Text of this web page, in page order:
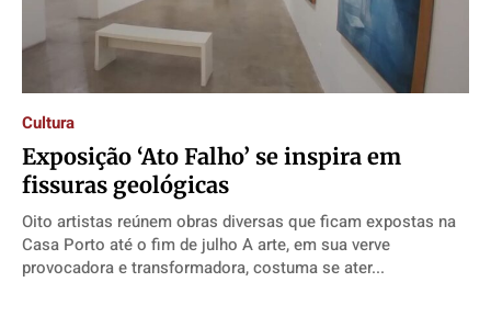
Cultura
​Exposição ‘Ato Falho’ se inspira em
fissuras geológicas
Oito artistas reúnem obras diversas que ficam expostas na
Casa Porto até o fim de julho A arte, em sua verve
provocadora e transformadora, costuma se ater...